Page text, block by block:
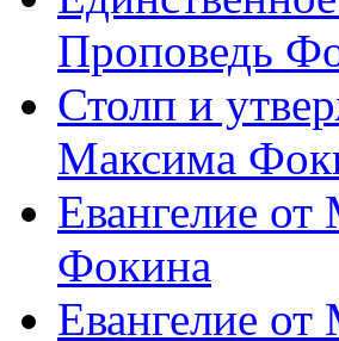
Проповедь
Столп и
Максима
Евангелие
Фокина
Евангелие